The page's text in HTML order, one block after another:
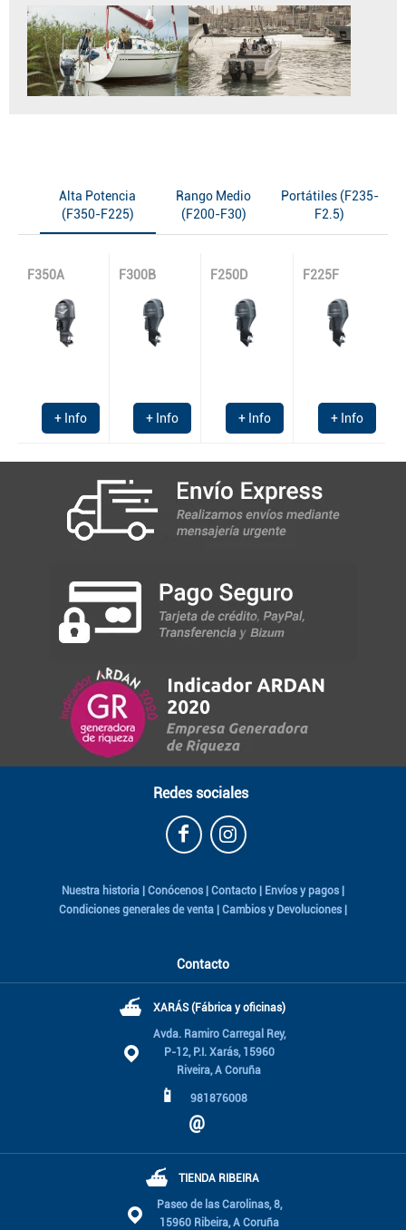
Alta Potencia
(F350-F225)
Rango Medio
(F200-F30)
Portátiles (F235-
F2.5)
F350A
+ Info
F300B
+ Info
F250D
+ Info
F225F
+ Info
Redes sociales
Nuestra historia Conócenos Contacto Envíos y pagos
Condiciones generales de venta
Cambios y Devoluciones
Contacto
⛴ XARÁS (Fábrica y oficinas)
Avda. Ramiro Carregal Rey,
P-12, P.I. Xarás, 15960
Riveira, A Coruña
📱 981876008
@
⛴ TIENDA RIBEIRA
Paseo de las Carolinas, 8,
15960 Ribeira, A Coruña